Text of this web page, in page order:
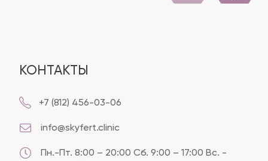
КОНТАКТЫ
+7 (812) 456-03-06
info@skyfert.clinic
Пн.-Пт. 8:00 – 20:00 Сб. 9:00 – 17:00 Вс. -